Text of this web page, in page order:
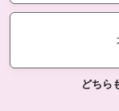
どちら